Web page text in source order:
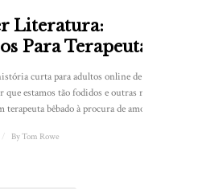
Literatura:
Para Terapeutas
curta para adultos online de Todd
estamos tão fodidos e outras merdas
terapeuta bêbado à procura de amor. ...
ByTom Rowe